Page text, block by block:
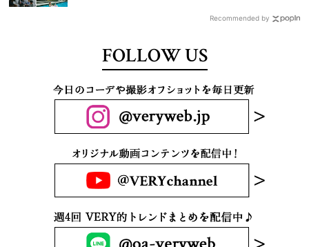
Recommended by
FOLLOW US